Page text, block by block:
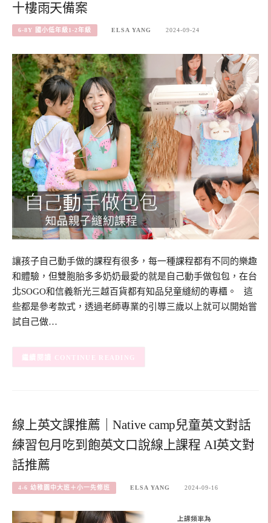
十樓雨天備案
6-8Y 國小低年級1-2年級 ELSA YANG 2024-09-24
讓孩子自己動手做的課程有很多，每一種課程都有不同的樂趣
和體驗，但雙胞胎多多奶奶最愛的就是自己動手做包包，在台
北SOGO和信義新光三越百貨都有知品兒童縫紉的專櫃。 這
些都是參考款式，透過老師專業的引導三歲以上就可以開始嘗
試自己做…
CONTINUE READING
線上英文課推薦｜Native camp兒童英文對話
練習包月吃到飽英文口說線上課程 AI英文對
話推薦
4-6 幼稚園中大班＋小一先修班 ELSA YANG 2024-09-16